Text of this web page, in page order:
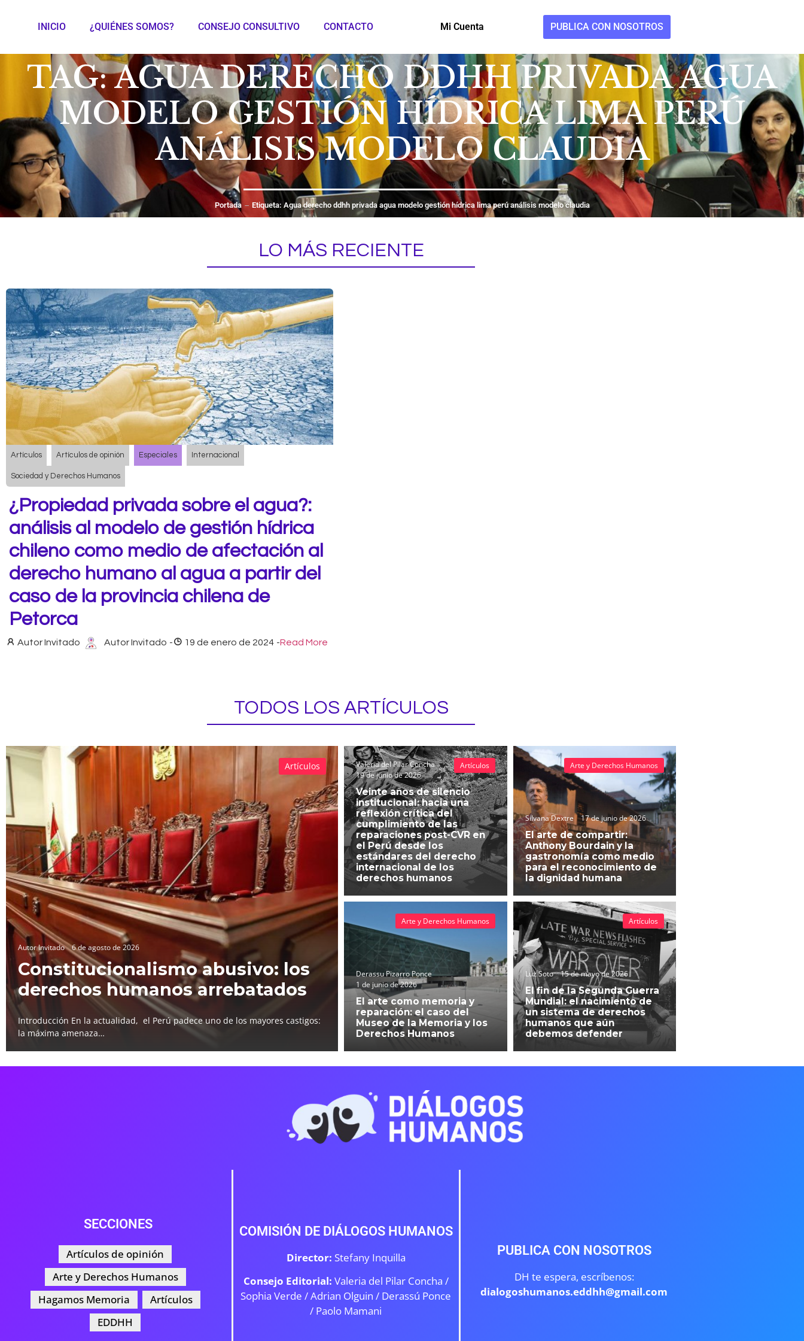
INICIO ¿QUIÉNES SOMOS? CONSEJO CONSULTIVO CONTACTO Mi Cuenta PUBLICA CON NOSOTROS
TAG: AGUA DERECHO DDHH PRIVADA AGUA
MODELO GESTIÓN HÍDRICA LIMA PERÚ
ANÁLISIS MODELO CLAUDIA
Portada Etiqueta: Agua derecho ddhh privada agua modelo gestión hídrica lima perú análisis modelo claudia
LO MÁS RECIENTE
Artículos Artículos de opinión Especiales Internacional
Sociedad y Derechos Humanos
¿Propiedad privada sobre el agua?:
análisis al modelo de gestión hídrica
chileno como medio de afectación al
derecho humano al agua a partir del
caso de la provincia chilena de
Petorca
Autor Invitado Autor Invitado - 19 de enero de 2024 -Read More
TODOS LOS ARTÍCULOS
Autor Invitado 6 de agosto de 2026
Constitucionalismo abusivo: los
derechos humanos arrebatados
Introducción En la actualidad, el Perú padece uno de los mayores castigos:
la máxima amenaza…
Artículos
Valeria del Pilar Concha
19 de junio de 2026
Veinte años de silencio
institucional: hacia una
reflexión crítica del
cumplimiento de las
reparaciones post-CVR en
el Perú desde los
estándares del derecho
internacional de los
derechos humanos
Artículos
Silvana Dextre 17 de junio de 2026
El arte de compartir:
Anthony Bourdain y la
gastronomía como medio
para el reconocimiento de
la dignidad humana
Arte y Derechos Humanos
Derassu Pizarro Ponce
1 de junio de 2026
El arte como memoria y
reparación: el caso del
Museo de la Memoria y los
Derechos Humanos
Arte y Derechos Humanos
Luz Soto 15 de mayo de 2026
El fin de la Segunda Guerra
Mundial: el nacimiento de
un sistema de derechos
humanos que aún
debemos defender
Artículos
SECCIONES
Artículos de opinión
Arte y Derechos Humanos
Hagamos Memoria
Artículos
EDDHH
COMISIÓN DE DIÁLOGOS HUMANOS
Director: Stefany Inquilla
Consejo Editorial: Valeria del Pilar Concha /
Sophia Verde /Adrian Olguin / Derassú Ponce
/ Paolo Mamani
PUBLICA CON NOSOTROS
DH te espera, escríbenos:
dialogoshumanos.eddhh@gmail.com